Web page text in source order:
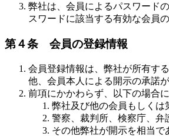
弊社は、会員によるパスワード
スワードに該当する有効な会員
第４条 会員の登録情報
会員登録情報は、弊社が所有す
他、会員本人による開示の承諾
前項にかかわらず、以下の場合
弊社及び他の会員もしくは
警察、裁判所、検察庁、
その他弊社が開示を相当で